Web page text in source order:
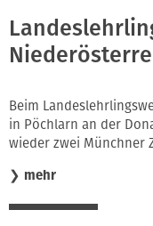
Beim
in Pöchlarn an der
wieder zwei Münchner
❯ mehr